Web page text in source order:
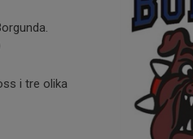
i tre olika